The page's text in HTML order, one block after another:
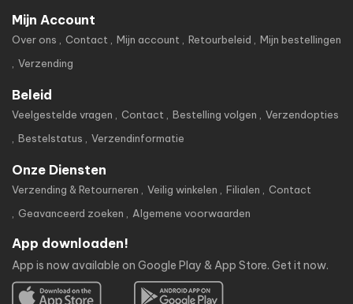
Mijn Account
Over ons Contact Mijn account Retourbeleid
Mijn bestellingen
Verzending
Beleid
Veelgestelde vragen Contact Bestelling volgen
Verzendopties
Bestelstatus
Verzendinformatie
Onze Diensten
Verzending & Retourneren Veilig winkelen Filialen
Contact
Geavanceerd zoeken
Algemene voorwaarden
App downloaden!
App is now available on Google Play & App Store. Get it now.